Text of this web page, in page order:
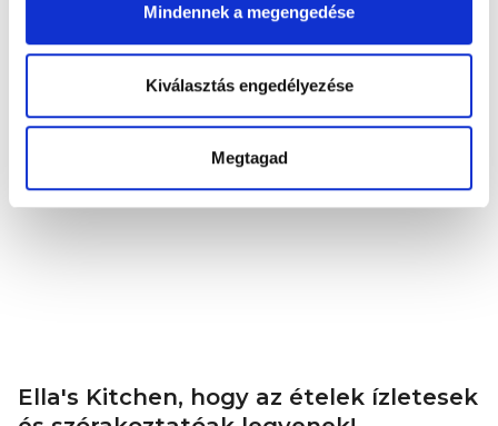
Mindennek a megengedése
Kiválasztás engedélyezése
Megtagad
Tojásmentes
Rázz meg, nyomj a kanálra és szürcsölj fel.
Jó étvágyat!
Ella's Kitchen, hogy az ételek ízletesek